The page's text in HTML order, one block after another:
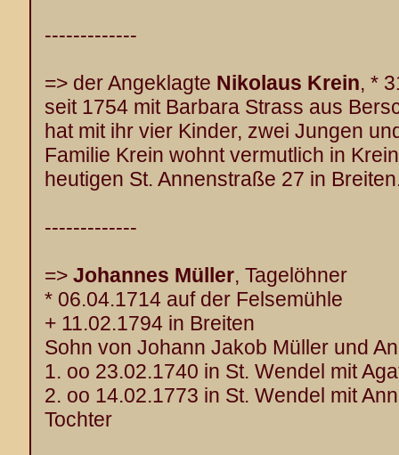
-------------
=> der Angeklagte Nikolaus Krein, *
seit 1754 mit Barbara Strass aus
hat mit ihr vier Kinder, zwei Jungen
Familie Krein wohnt vermutlich in
heutigen St. Annenstraße 27 in
-------------
=> Johannes Müller, Tagelöhner
* 06.04.1714 auf der Felsemühle
+ 11.02.1794 in Breiten
Sohn von Johann Jakob Müller und
1. oo 23.02.1740 in St. Wendel mit
2. oo 14.02.1773 in St. Wendel mit
Tochter